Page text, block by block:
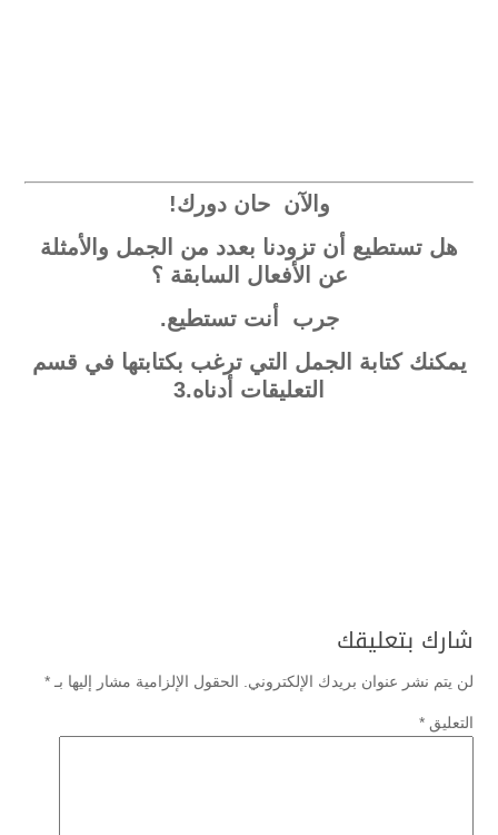
والآن حان دورك!
هل تستطيع أن تزودنا بعدد من الجمل والأمثلة
عن الأفعال السابقة ؟
جرب أنت تستطيع.
يمكنك كتابة الجمل التي ترغب بكتابتها في قسم
التعليقات أدناه.3
شارك بتعليقك
لن يتم نشر عنوان بريدك الإلكتروني. الحقول الإلزامية مشار إليها بـ *
التعليق *